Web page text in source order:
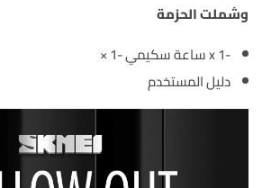
وشملت الحزمة
-1 x ساعة سكيمي -1 ×
دليل المستخدم